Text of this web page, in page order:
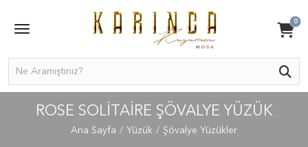
0
ROSE SOLITAIRE ŞÖVALYE YÜZÜK
Ana Sayfa Yüzük Şövalye Yüzükler